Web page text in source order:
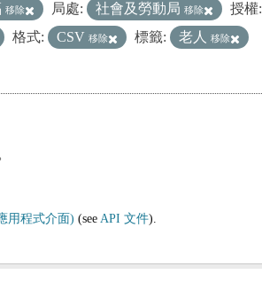
移除 局處: 社會及勞動局 移除
授權:
格式: CSV 移除 標籤: 老人 移除
用程式介面) (see API 文件).